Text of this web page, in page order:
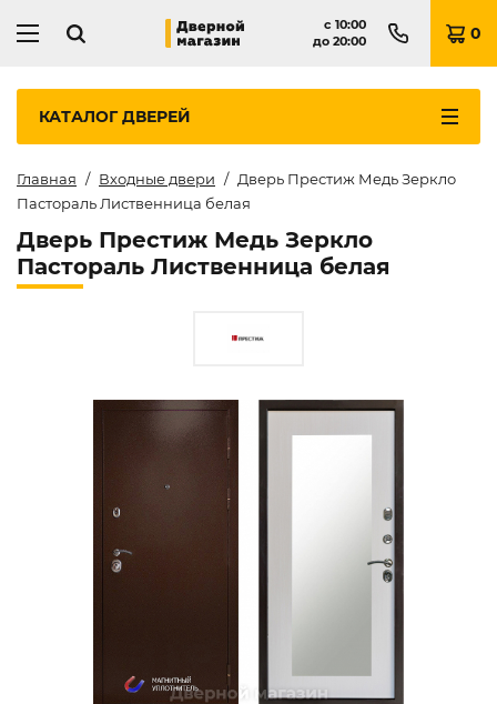
с 10:00
до 20:00 0
КАТАЛОГДВЕРЕЙ
Главная Входные двери
Дверь Престиж Медь Зеркло
Пастораль Лиственница белая
Дверь Престиж Медь Зеркло
Пастораль Лиственница белая